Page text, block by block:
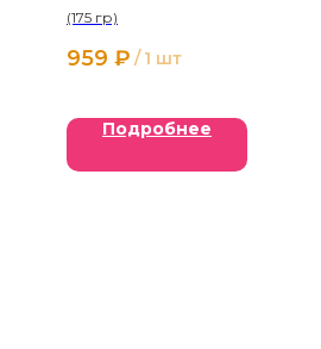
(175 гр)
959 ₽ / 1 шт
Подробнее